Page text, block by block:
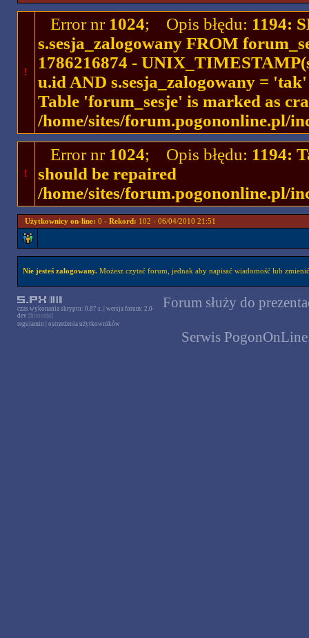
!
Error nr 1024; Opis błędu: 1194:
s.sesja_zalogowany FROM
1786216874 -
u.id AND s.sesja_zalogowany =
Table 'forum_sesje' is marked as
/home/sites/forum.pogononline.pl/
!
Error nr 1024; Opis błędu: 1194:
should be repaired
/home/sites/forum.pogononline.pl/
Użytkownicy on-line: 0 - Rekord: 102 - 06/04/2010 21:51
Nie jesteś zalogowany.Możesz czytać forum, jednak aby napisać wiadomość lub
czas wykonania skryptu: 0.87 s. | wersja forum: 2.0-
dev [historia]
regulamin
ostrzeżenia użytkowników
Forum służy do
Serwis